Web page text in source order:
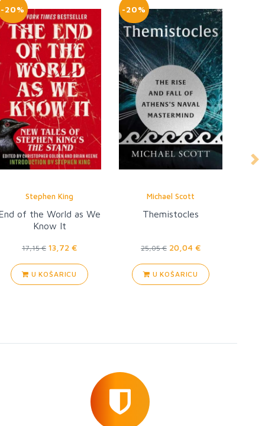
-20%
Stephen King
of the World as We
Know It
17,15 € 13,72 €
U KOŠARICU
-20%
Michael Scott
Themistocles
25,05 € 20,04 €
U KOŠARICU